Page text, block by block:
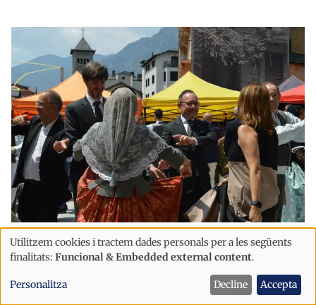
Política
Espot planteja revisar els horaris de
les festes majors després dels
Ús
de
dades
Utilitzem cookies i tractem dades personals per a les següents
finalitats: Funcional & Embedded external content.
Personalitza Decline Accepta